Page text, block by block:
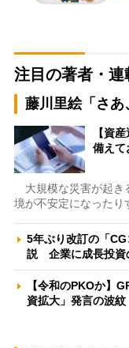
注目の著者・連
藤川里絵「さあ
【資
備え
大規模な災害が起き
境が不安定になった
5年ぶり改訂の「
説 企業に成長投資
【令和のPKOか】
資拡大」発言の波